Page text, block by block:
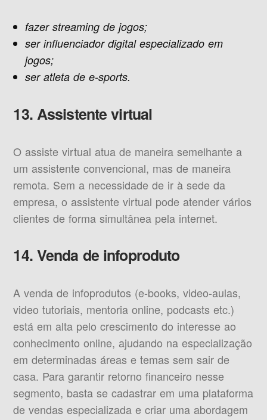
fazer streaming de jogos;
ser influenciador digital especializado em
jogos;
ser atleta de e-sports.
13. Assistente virtual
O assiste virtual atua de maneira semelhante a
um assistente convencional, mas de maneira
remota. Sem a necessidade de ir à sede da
empresa, o assistente virtual pode atender vários
clientes de forma simultânea pela internet.
14. Venda de infoproduto
A venda de infoprodutos (e-books, video-aulas,
video tutoriais, mentoria online, podcasts etc.)
está em alta pelo crescimento do interesse ao
conhecimento online, ajudando na especialização
em determinadas áreas e temas sem sair de
casa. Para garantir retorno financeiro nesse
segmento, basta se cadastrar em uma plataforma
de vendas especializada e criar uma abordagem